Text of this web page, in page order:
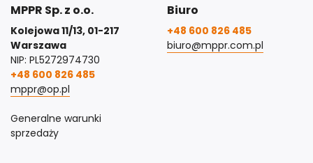
MPPR Sp. z o.o.
Kolejowa 11/13, 01-217
Warszawa
NIP: PL5272974730
+48 600 826 485
mppr@op.pl
Generalne warunki
sprzedaży
Biuro
+48 600 826 485
biuro@mppr.com.pl